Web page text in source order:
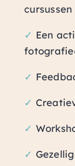
cursussen
✓ Een
✓
✓
✓
✓